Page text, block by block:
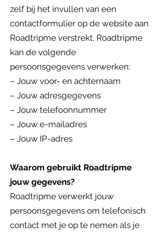
zelf bij het invullen van een
contactformulier op de website aan
Roadtripme verstrekt. Roadtripme
kan de volgende
persoonsgegevens verwerken:
– Jouw voor- en achternaam
– Jouw adresgegevens
– Jouw telefoonnummer
– Jouw e-mailadres
– Jouw IP-adres
Waarom gebruikt Roadtripme
jouw gegevens?
Roadtripme verwerkt jouw
persoonsgegevens om telefonisch
contact met je op te nemen als je